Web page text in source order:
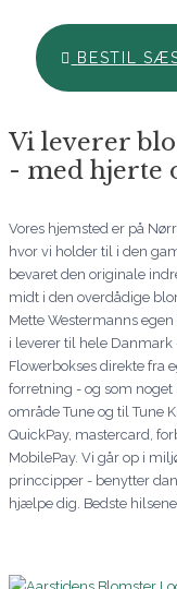
BESTIL
Vi leverer
- med hjerte
Vores hjemsted er på
hvor vi holder til i den
bevaret den originale
midt i den overdådige
Mette Westermanns
i leverer til hele
Flowerbokses direkte fra
forretning - og som
område Tune og til Tune
QuickPay, mastercard,
MobilePay. Vi går op i
princcipper - benytter
hjælpe dig. Bedste